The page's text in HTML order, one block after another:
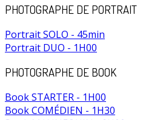
PHOTOGRAPHE DE PORTRAIT
Portrait SOLO - 45min
Portrait DUO - 1H00
PHOTOGRAPHE DE BOOK
Book STARTER - 1H00
Book COMÉDIEN - 1H30